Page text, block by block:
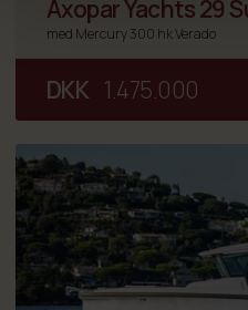
Axopar Yachts 29
Mediterrana Edition
med Mercury 300 hk Verado
DKK 1.475.000